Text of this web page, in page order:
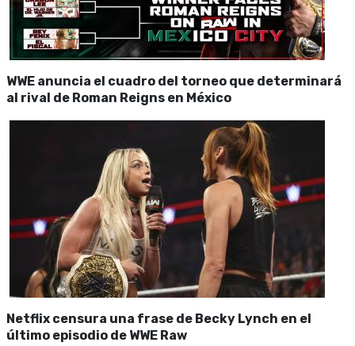
WWE anuncia el cuadro del torneo que determinará
al rival de Roman Reigns en México
Netflix censura una frase de Becky Lynch en el
último episodio de WWE Raw